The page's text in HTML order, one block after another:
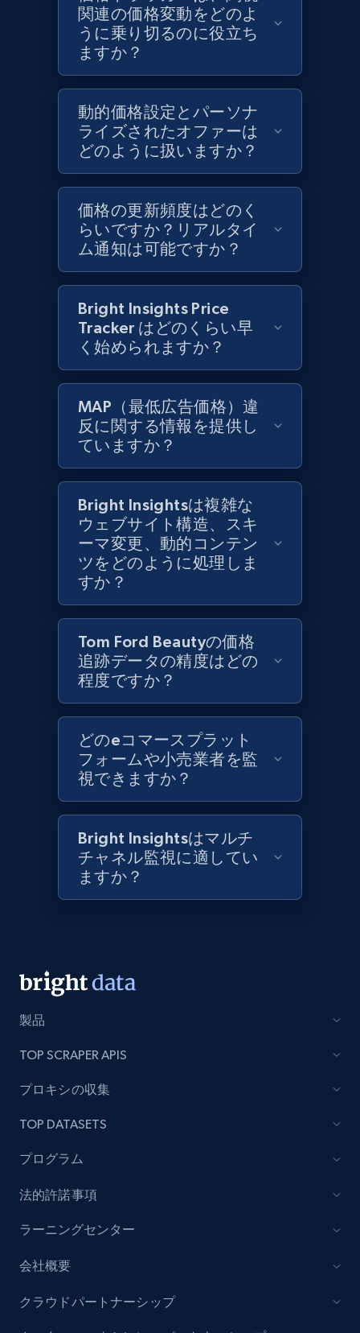
1.1K+ 149+ 今すぐ始める
Best Buy products - Collect data on
products using specified keywords
URL, Product id, Title, Images, Final price,
Currency, Discount, Initial price, and more.
1.1K+ 149+ 今すぐ始める
URL, Title, Rating, Reviews, Initial price, Final
price, Currency, Stock, and more.
991+ 164+ 今すぐ始める
Lazada - Products - Discover products by
keyword
URL, Title, Rating, Reviews, Initial price, Final
price, Currency, Stock, and more.
991+ 164+ 今すぐ始める
Lazada - Products - Discover products by
category URL or brand URL
URL, Title, Rating, Reviews, Initial price, Final
price, Currency, Stock, and more.
991+ 164+ 今すぐ始める
Lazada - Products - Discover products by
seller URL
URL, Title, Rating, Reviews, Initial price, Final
price, Currency, Stock, and more.
Lazada - Products - Discover products by
URL, Title, Rating, Reviews, Initial price, Final
991+
Lowes.com
URL, Domain, Marketplace pn, Sku, Other pn,
more.
991+ 162+
関連の価格変動をどのよ
うに乗り切るのに役立ち
ますか？
動的価格設定とパーソナ
ライズされたオファーは
どのように扱いますか？
価格の更新頻度はどのく
らいですか？リアルタイ
ム通知は可能ですか？
Bright Insights Price
Tracker はどのくらい早
く始められますか？
MAP（最低広告価格）違
反に関する情報を提供し
ていますか？
Bright Insightsは複雑な
ウェブサイト構造、スキ
ーマ変更、動的コンテン
ツをどのように処理しま
すか？
Tom Ford Beautyの価格
追跡データの精度はどの
程度ですか？
どのeコマースプラット
フォームや小売業者を監
視できますか？
Bright Insightsはマルチ
チャネル監視に適してい
ますか？
製品
TOP SCRAPER APIS
プロキシの収集
TOP DATASETS
プログラム
法的許諾事項
ラーニングセンター
会社概要
クラウドパートナーシップ